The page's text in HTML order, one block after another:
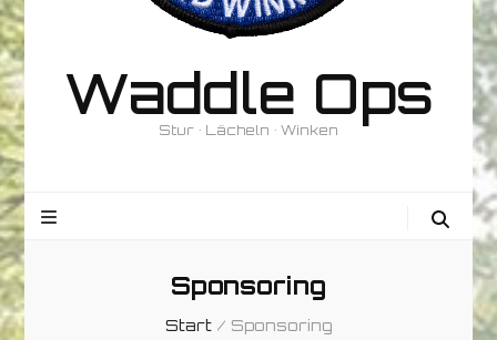
Waddle Ops
Stur • Lächeln • Winken
Sponsoring
Start / Sponsoring